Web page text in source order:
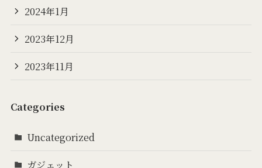
2024年1月
2023年12月
2023年11月
Categories
Uncategorized
ガジェット